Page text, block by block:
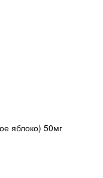
яблоко) 50мг